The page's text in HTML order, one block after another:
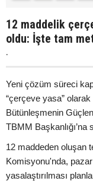
12 maddelik
oldu: İşte tam
.
Yeni çözüm süreci
“çerçeve yasa” olarak
Bütünleşmenin
TBMM Başkanlığı’na
12 maddeden oluşan
Komisyonu'nda,
yasalaştırılması